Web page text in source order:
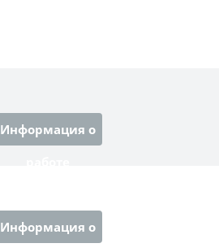
Информация о
Информация о